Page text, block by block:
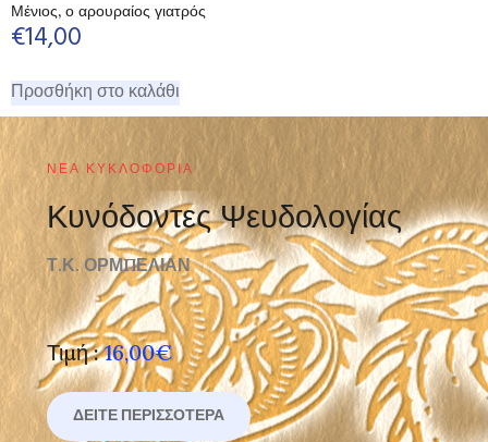
Μένιος, ο αρουραίος γιατρός
€14,00
Προσθήκη στο καλάθι
ΝΈΑ ΚΥΚΛΟΦΟΡΊΑ
Κυνόδοντες Ψευδολογίας
Τ.Κ. ΟΡΜΠΕΛΙΑΝ
Τιμή : 16,00€
ΔΕΊΤΕ ΠΕΡΙΣΣΌΤΕΡΑ